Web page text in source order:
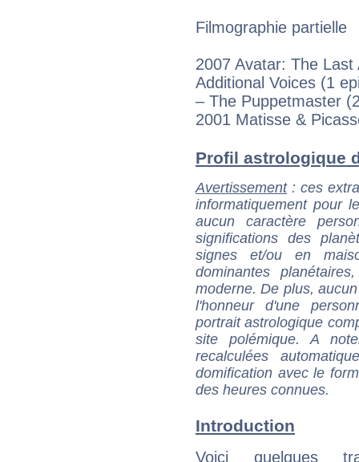
Filmographie partielle
2007 Avatar: The
Additional Voices (1
– The Puppetmaster
2001 Matisse &
Profil astrologique
Avertissement: ces
informatiquement pour
aucun caractère
significations des
signes et/ou en
dominantes
moderne. De plus,
l'honneur d'une
portrait astrologique
site polémique. A
recalculées
domification avec le
des heures connues.
Introduction
Voici quelques